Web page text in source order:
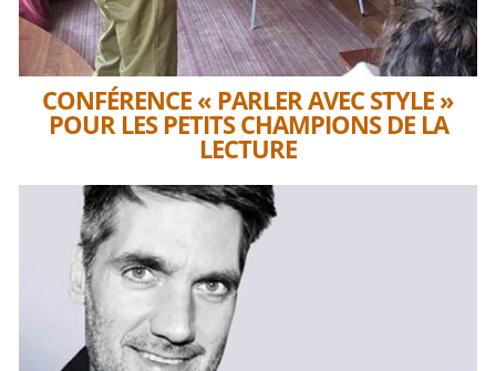
CONFÉRENCE « PARLER AVEC STYLE »
POUR LES PETITS CHAMPIONS DE LA
LECTURE